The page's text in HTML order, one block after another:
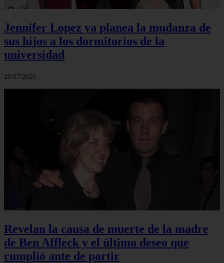
Jennifer Lopez ya planea la mudanza de
sus hijos a los dormitorios de la
universidad
29/07/2026
Revelan la causa de muerte de la madre
de Ben Affleck y el último deseo que
cumplió ante de partir